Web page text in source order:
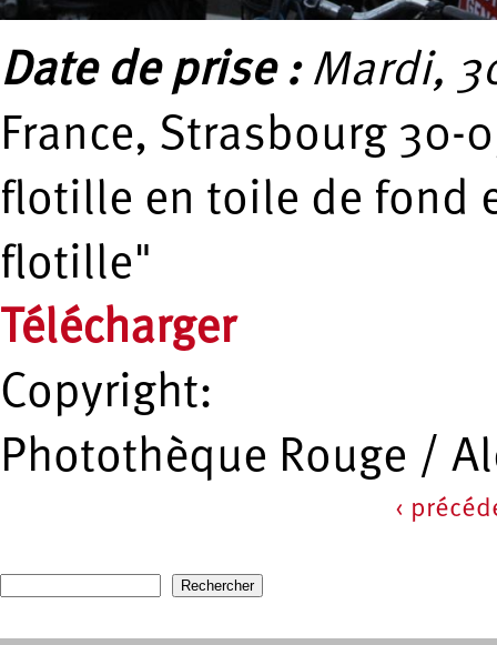
Date de prise : Mardi,
France, Strasbourg 30-
flotille en toile de fond
flotille"
Télécharger
Copyright:
Photothèque Rouge /
‹
Formulaire de recherche